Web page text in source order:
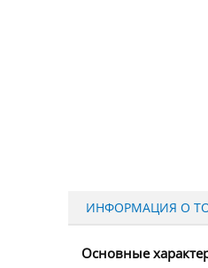
ИНФОРМАЦИЯ О
Основные